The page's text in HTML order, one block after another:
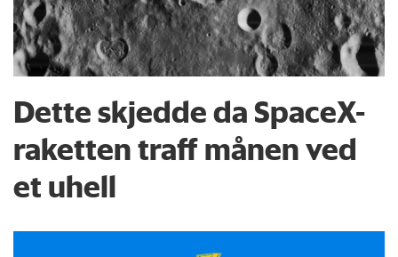
Dette skjedde da SpaceX-
raketten traff månen ved
et uhell